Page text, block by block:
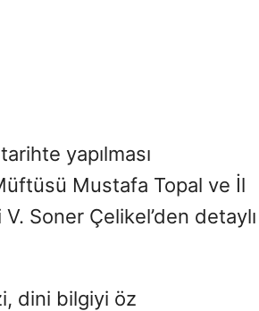
yapılması
Mustafa Topal ve İl
Soner Çelikel’den detaylı
dini bilgiyi öz